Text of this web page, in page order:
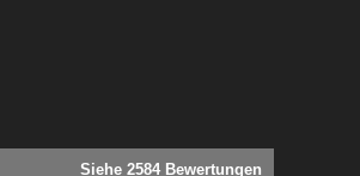
Siehe 2584 Bewertungen